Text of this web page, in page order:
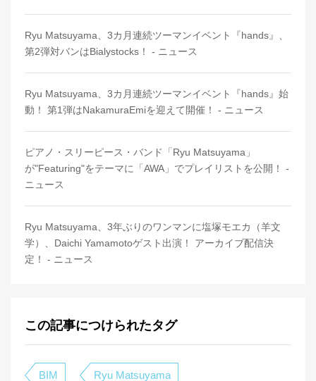
Ryu Matsuyama、3カ月連続ツーマンイベント『hands』、
第2弾対バンはBialystocks！ - ニュース
Ryu Matsuyama、3カ月連続ツーマンイベント『hands』始
動！ 第1弾はNakamuraEmiを迎えて開催！ - ニュース
ピアノ・スリーピース・バンド「Ryu Matsuyama」
が"Featuring"をテーマに「AWA」でプレイリストを公開！ -
ニュース
Ryu Matsuyama、3年ぶりのワンマンに塩塚モエカ（羊文
学）、Daichi Yamamotoゲスト出演！ アーカイブ配信決
定！ - ニュース
この記事につけられたタグ
BIM Ryu Matsuyama